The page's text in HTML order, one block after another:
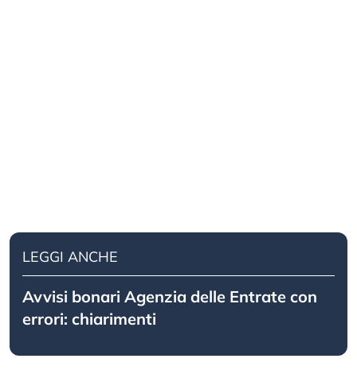
LEGGI ANCHE
Avvisi bonari Agenzia delle Entrate con
errori: chiarimenti